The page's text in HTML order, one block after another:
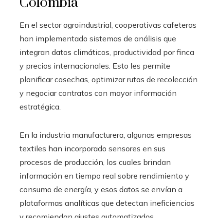
En el sector agroindustrial, cooperativas cafeteras
han implementado sistemas de análisis que
integran datos climáticos, productividad por finca
y precios internacionales. Esto les permite
planificar cosechas, optimizar rutas de recolección
y negociar contratos con mayor información
estratégica.
En la industria manufacturera, algunas empresas
textiles han incorporado sensores en sus
procesos de producción, los cuales brindan
información en tiempo real sobre rendimiento y
consumo de energía, y esos datos se envían a
plataformas analíticas que detectan ineficiencias